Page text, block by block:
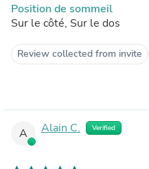
Position de sommeil
Sur le côté, Sur le dos
Review collected from invite
A Alain C. Verified